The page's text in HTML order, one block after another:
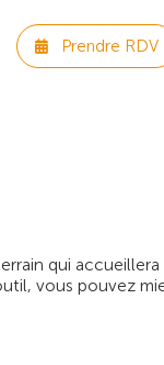
Prendre RDV
qui
vous pouvez